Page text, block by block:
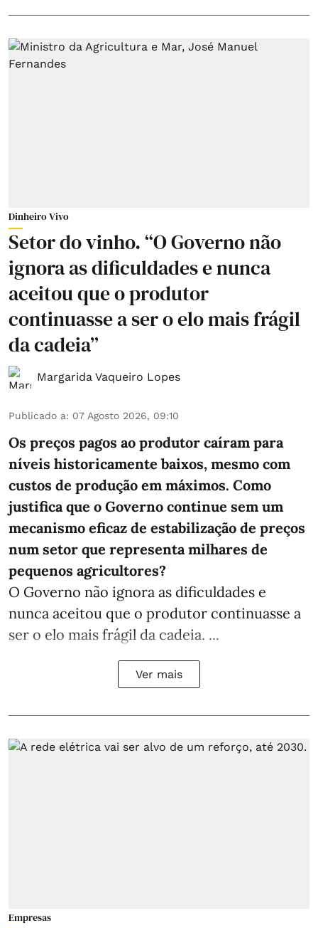
Dinheiro Vivo
Setor do vinho. “O Governo não
ignora as dificuldades e nunca
aceitou que o produtor
continuasse a ser o elo mais frágil
da cadeia”
Margarida Vaqueiro Lopes
Publicado a: 07 Agosto 2026, 09:10
Os preços pagos ao produtor caíram para
níveis historicamente baixos, mesmo com
custos de produção em máximos. Como
justifica que o Governo continue sem um
mecanismo eficaz de estabilização de preços
num setor que representa milhares de
pequenos agricultores?
O Governo não ignora as dificuldades e
nunca aceitou que o produtor continuasse a
ser o elo mais frágil da cadeia. ...
Ver mais
Empresas